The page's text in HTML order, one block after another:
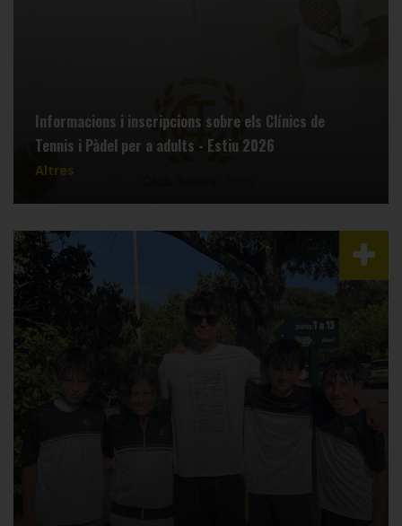
Informacions i inscripcions sobre els Clínics de
Tennis i Pàdel per a adults - Estiu 2026
Altres